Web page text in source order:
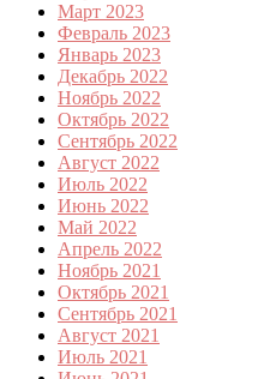
Март 2023
Февраль 2023
Январь 2023
Декабрь 2022
Ноябрь 2022
Октябрь 2022
Сентябрь 2022
Август 2022
Июль 2022
Июнь 2022
Май 2022
Апрель 2022
Ноябрь 2021
Октябрь 2021
Сентябрь 2021
Август 2021
Июль 2021